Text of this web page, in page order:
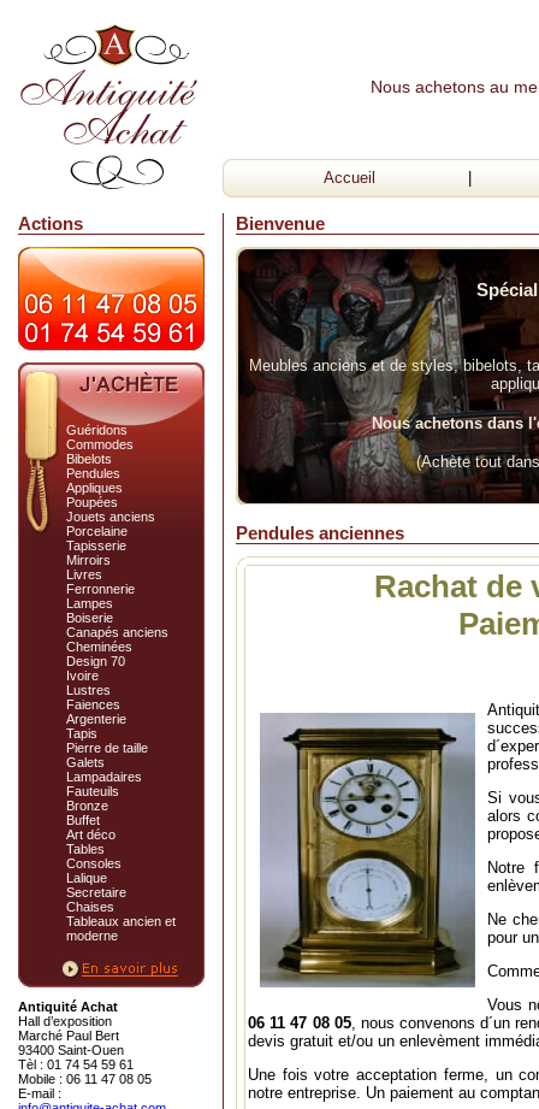
Nous achetons au
Accueil
Actions
Guéridons
Commodes
Bibelots
Pendules
Appliques
Poupées
Jouets anciens
Porcelaine
Tapisserie
Mirroirs
Livres
Ferronnerie
Lampes
Boiserie
Canapés anciens
Cheminées
Design 70
Ivoire
Lustres
Faiences
Argenterie
Tapis
Pierre de taille
Galets
Lampadaires
Fauteuils
Bronze
Buffet
Art déco
Tables
Consoles
Lalique
Secretaire
Chaises
Tableaux ancien et
moderne
Antiquité Achat
Hall d’exposition
Marché Paul Bert
93400 Saint-Ouen
Tèl : 01 74 54 59 61
Mobile : 06 11 47 08 05
E-mail :
Bienvenue
Meubles anciens et de styles, bibelots,
Nous achetons dans
(Achète tout
Pendules anciennes
Rachat de
Si
alors
Notre
Ne
pour
Vous
06 11 47 08 05, nous convenons d´un
devis gratuit et/ou un enlevèment
Une fois votre acceptation ferme, un
notre entreprise. Un paiement au